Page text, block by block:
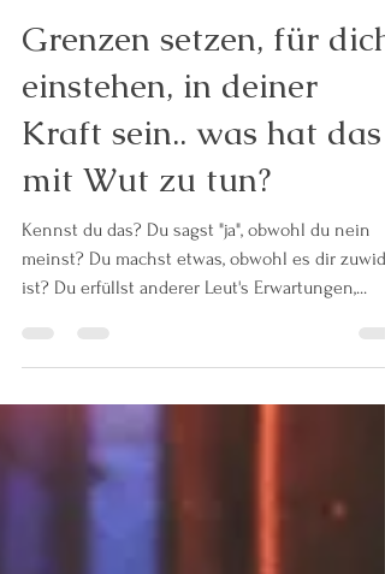
6 Min. Lesezeit
Grenzen setzen, für dich
einstehen, in deiner
Kraft sein.. was hat das
mit Wut zu tun?
Kennst du das? Du sagst "ja", obwohl du nein
meinst? Du machst etwas, obwohl es dir
ist? Du erfüllst anderer Leut's Erwartungen,...